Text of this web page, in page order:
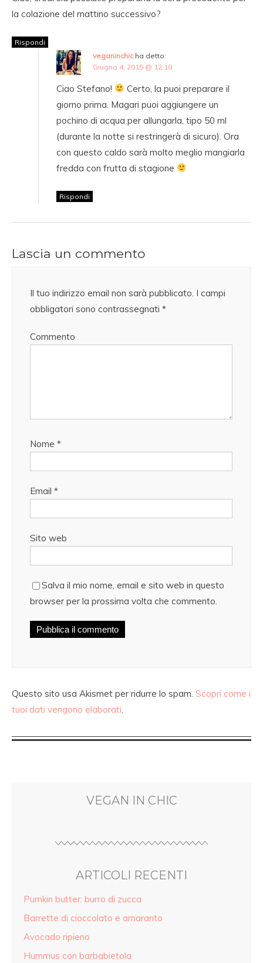
la colazione del mattino successivo?
Rispondi
veganinchic ha detto:
Giugno 4, 2015 @ 12:18
Ciao Stefano!
Certo, la puoi preparare il
giorno prima. Magari puoi aggiungere un
pochino di acqua per allungarla, tipo 50 ml
(durante la notte si restringerà di sicuro). Ora
con questo caldo sarà molto meglio mangiarla
fredda con frutta di stagione
Rispondi
Lascia un commento
Il tuo indirizzo email non sarà pubblicato. I campi
obbligatori sono contrassegnati *
Commento
Nome *
Email *
Sito web
Salva il mio nome, email e sito web in questo
browser per la prossima volta che commento.
Questo sito usa Akismet per ridurre lo spam. Scopri come i
tuoi dati vengono elaborati.
VEGAN IN CHIC
ARTICOLI RECENTI
Pumkin butter: burro di zucca
Barrette di cioccolato e amaranto
Avocado ripieno
Hummus con barbabietola